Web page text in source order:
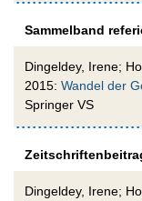
Sammelband
Dingeldey, Irene;
2015: Wandel der
Springer VS
Dingeldey, Irene;